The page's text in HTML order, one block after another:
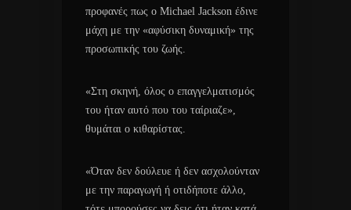
προφανές πως ο Michael Jackson έδινε
μάχη με την «αφύσικη δυναμική» της
προσωπικής του ζωής.
«Στη σκηνή, όλος ο επαγγελματισμός
του ήταν αυτό που του ταίριαζε»,
θυμάται ο κιθαρίστας.
«Όταν δεν δούλευε ή δεν ασχολούνταν
με την παραγωγή ή οτιδήποτε άλλο,